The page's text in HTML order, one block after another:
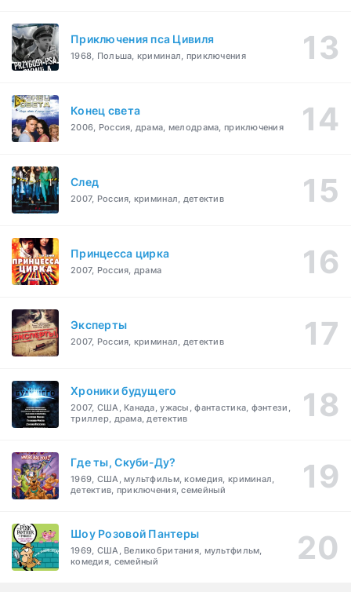
Приключения пса Цивиля
1968, Польша, криминал, приключения
Конец света
2006, Россия, драма, мелодрама, приключения
След
2007, Россия, криминал, детектив
Принцесса цирка
2007, Россия, драма
Эксперты
2007, Россия, криминал, детектив
Хроники будущего
2007, США, Канада, ужасы, фантастика, фэнтези,
триллер, драма, детектив
Где ты, Скуби-Ду?
1969, США, мультфильм, комедия, криминал,
детектив, приключения, семейный
Шоу Розовой Пантеры
1969, США, Великобритания, мультфильм,
комедия, семейный